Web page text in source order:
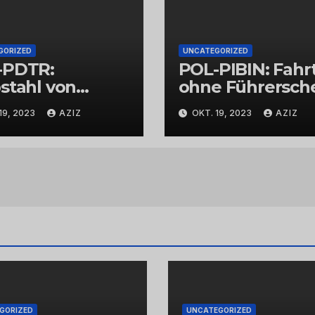
von
2023 AZIZ
UNCATEGORIZED
POL-PIBIN:
ohne
und unter
von Drogen
OKT. 19, 2023 AZIZ
UNCATEGORIZED